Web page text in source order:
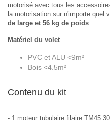
motorisé avec tous les
la motorisation sur n'importe quel
de large et 56 kg de poids
Matériel du volet
PVC et ALU <9m²
Bois <4.5m²
Contenu du kit
- 1 moteur tubulaire filaire TM45